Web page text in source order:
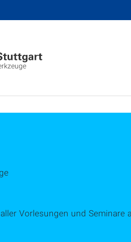
Vorlesungen und Seminare